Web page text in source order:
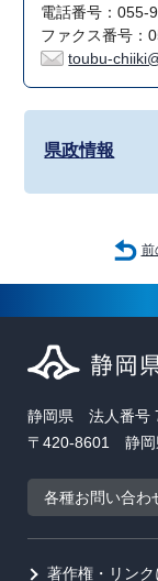
電話番号：055-
ファクス番号：
toubu-
県政情報
前
静岡県 法人番号
〒420-8601 静岡
各種お問い合わ
著作権・リンク